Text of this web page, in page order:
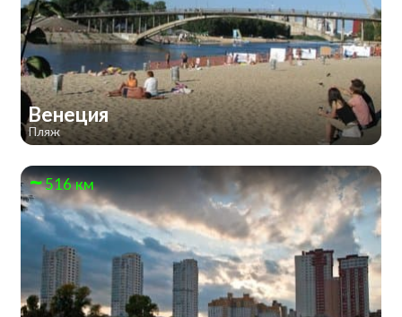
Венеция
Пляж
516 км